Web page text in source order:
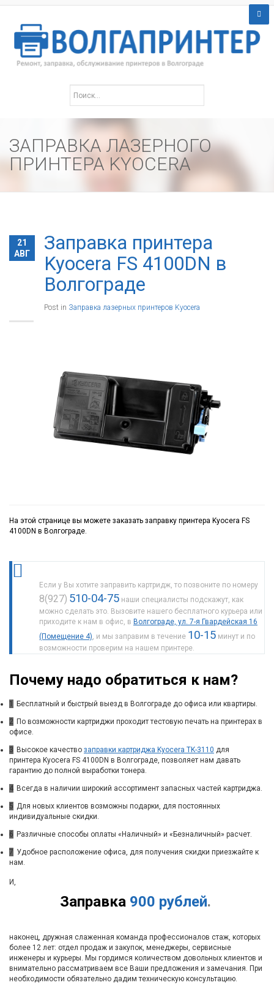
ЗАПРАВКА ЛАЗЕРНОГО
ПРИНТЕРА KYOCERA
21
АВГ
Заправка принтера
Kyocera FS 4100DN в
Волгограде
Post in Заправка лазерных принтеров Kyocera
На этой странице вы можете заказать заправку принтера Kyocera FS
4100DN в Волгограде.
Если у Вы хотите заправить картридж, то позвоните по номеру
8(927) 510-04-75 наши специалисты подскажут, как
можно сделать это. Вызовите нашего бесплатного курьера или
приходите к нам в офис, в Волгограде, ул. 7-я Гвардейская 16
(Помещение 4), и мы заправим в течение 10-15 минут и по
возможности проверим на нашем принтере.
Почему надо обратиться к нам?
1 Бесплатный и быстрый выезд в Волгограде до офиса или квартиры.
2 По возможности картриджи проходит тестовую печать на принтерах в
офисе.
3 Высокое качество заправки картриджа Kyocera TK-3110 для
принтера Kyocera FS 4100DN в Волгограде, позволяет нам давать
гарантию до полной выработки тонера.
4 Всегда в наличии широкий ассортимент запасных частей картриджа.
5 Для новых клиентов возможны подарки, для постоянных
индивидуальные скидки.
6 Различные способы оплаты «Наличный» и «Безналичный» расчет.
7 Удобное расположение офиса, для получения скидки приезжайте к
нам.
Заправка 900 рублей.
И,
наконец, дружная слаженная команда профессионалов стаж, которых
более 12 лет: отдел продаж и закупок, менеджеры, сервисные
инженеры и курьеры. Мы гордимся количеством довольных клиентов и
внимательно рассматриваем все Ваши предложения и замечания. При
необходимости обязательно дадим техническую консультацию.